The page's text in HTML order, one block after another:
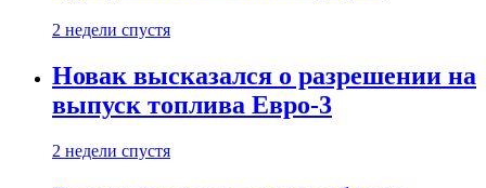
2 недели спустя
Новак высказался о разрешении на
выпуск топлива Евро-3
2 недели спустя